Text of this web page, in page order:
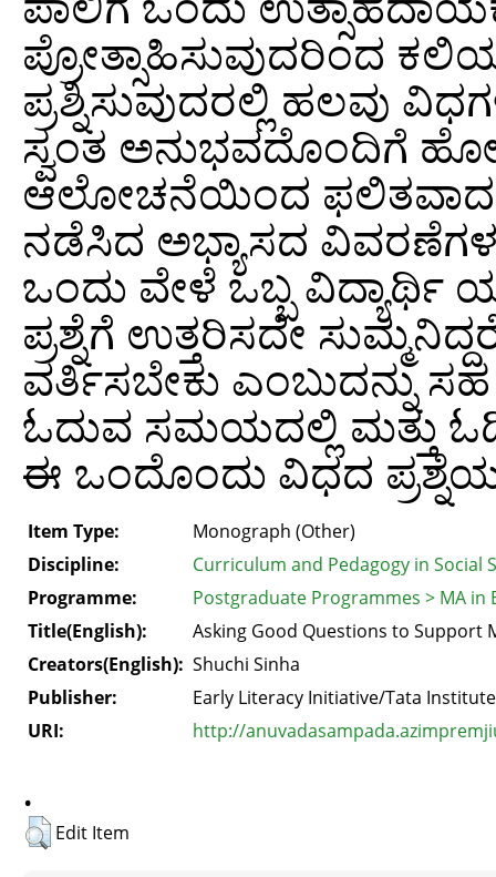
ಪ್ರೋತ್ಸಾಹಿಸುವುದರಿಂದ
ಪ್ರಶ್ನಿಸುವುದರಲ್ಲಿ ಹಲವು
ಸ್ವಂತ ಅನುಭವದೊಂದಿಗೆ
ಆಲೋಚನೆಯಿಂದ ಫಲಿತವಾದ
ನಡೆಸಿದ ಅಭ್ಯಾಸದ
ಒಂದು ವೇಳೆ ಒಬ್ಬ ವಿದ್ಯಾರ್ಥಿ
ಪ್ರಶ್ನೆಗೆ ಉತ್ತರಿಸದೇ
ವರ್ತಿಸಬೇಕು ಎಂಬುದನ್ನು
ಓದುವ ಸಮಯದಲ್ಲಿ ಮತ್ತು
ಈ ಒಂದೊಂದು ವಿಧದ
Item Type:
Monograph (Other)
Discipline:
Curriculum and Pedagogy in Social
Programme:
Postgraduate Programmes > MA in
Title(English):
Asking Good Questions to Support
Creators(English): Shuchi Sinha
Publisher:
Early Literacy Initiative/Tata
URI:
http://
.
Edit Item